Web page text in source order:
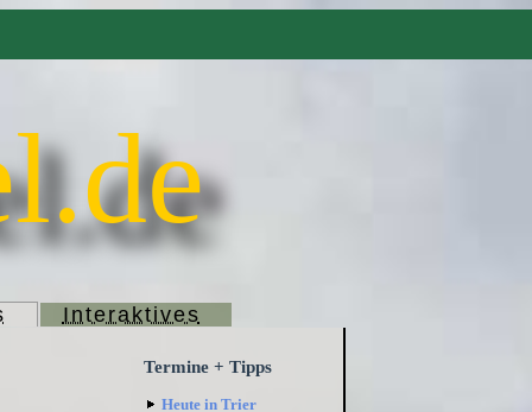
Interaktives
Termine + Tipps
Heute in Trier